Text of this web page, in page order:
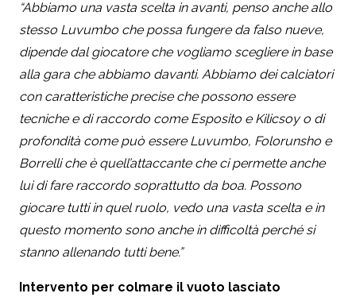
“Abbiamo una vasta scelta in avanti, penso anche allo
stesso Luvumbo che possa fungere da falso nueve,
dipende dal giocatore che vogliamo scegliere in base
alla gara che abbiamo davanti. Abbiamo dei calciatori
con caratteristiche precise che possono essere
tecniche e di raccordo come Esposito e Kilicsoy o di
profondità come può essere Luvumbo, Folorunsho e
Borrelli che è quell’attaccante che ci permette anche
lui di fare raccordo soprattutto da boa. Possono
giocare tutti in quel ruolo, vedo una vasta scelta e in
questo momento sono anche in difficoltà perché si
stanno allenando tutti bene.”
Intervento per colmare il vuoto lasciato